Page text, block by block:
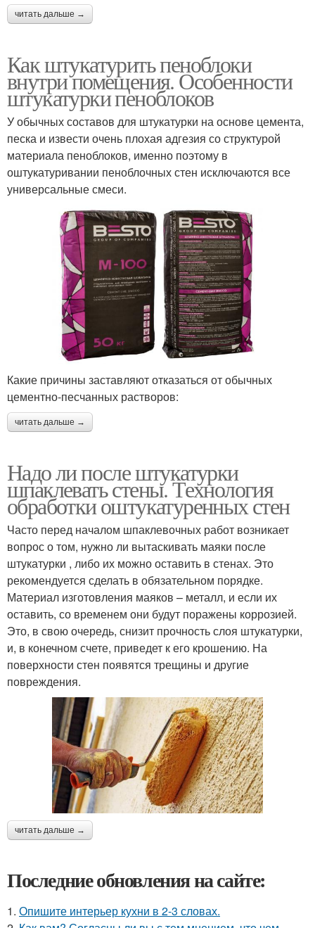
читать дальше →
Как штукатурить пеноблоки
внутри помещения. Особенности
штукатурки пеноблоков
У обычных составов для штукатурки на основе цемента,
песка и извести очень плохая адгезия со структурой
материала пеноблоков, именно поэтому в
оштукатуривании пеноблочных стен исключаются все
универсальные смеси.
Какие причины заставляют отказаться от обычных
цементно-песчанных растворов:
читать дальше →
Надо ли после штукатурки
шпаклевать стены. Технология
обработки оштукатуренных стен
Часто перед началом шпаклевочных работ возникает
вопрос о том, нужно ли вытаскивать маяки после
штукатурки , либо их можно оставить в стенах. Это
рекомендуется сделать в обязательном порядке.
Материал изготовления маяков – металл, и если их
оставить, со временем они будут поражены коррозией.
Это, в свою очередь, снизит прочность слоя штукатурки,
и, в конечном счете, приведет к его крошению. На
поверхности стен появятся трещины и другие
повреждения.
читать дальше →
Последние обновления на сайте:
1. Опишите интерьер кухни в 2-3 словах.